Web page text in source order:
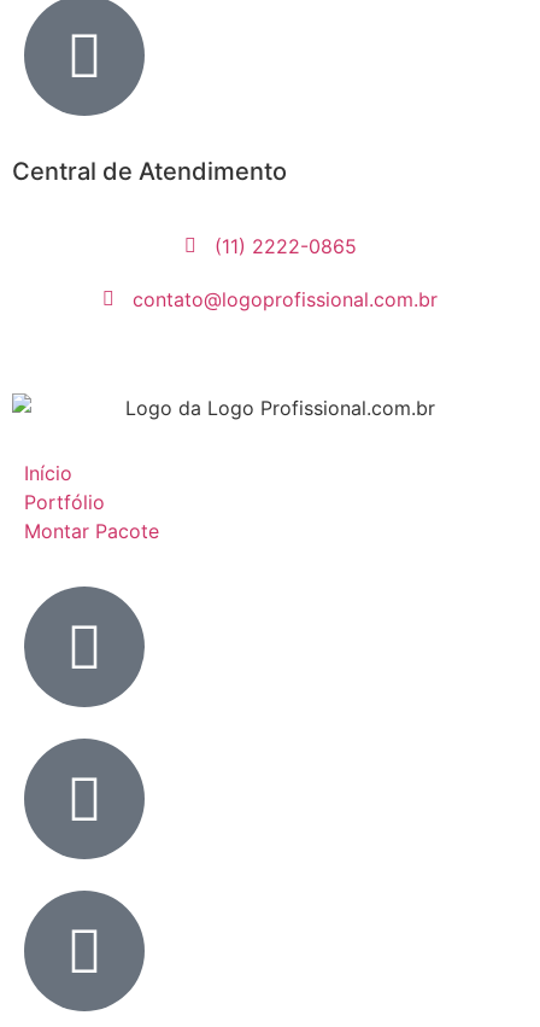
Central de Atendimento
(11) 2222-0865
contato@logoprofissional.com.br
Início
Portfólio
Montar Pacote